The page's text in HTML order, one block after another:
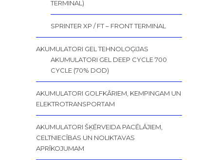
TERMINAL)
SPRINTER XP / FT – FRONT TERMINAL
AKUMULATORI GEL TEHNOLOĢIJAS
AKUMULATORI GEL DEEP CYCLE 700
CYCLE (70% DOD)
AKUMULATORI GOLFKĀRIEM, KEMPINGAM UN
ELEKTROTRANSPORTAM
AKUMULATORI ŠĶĒRVEIDA PACĒLĀJIEM,
CELTNIECĪBAS UN NOLIKTAVAS
APRĪKOJUMAM